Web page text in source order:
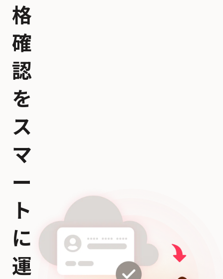
格
確
認
を
ス
マ
ー
ト
に
運